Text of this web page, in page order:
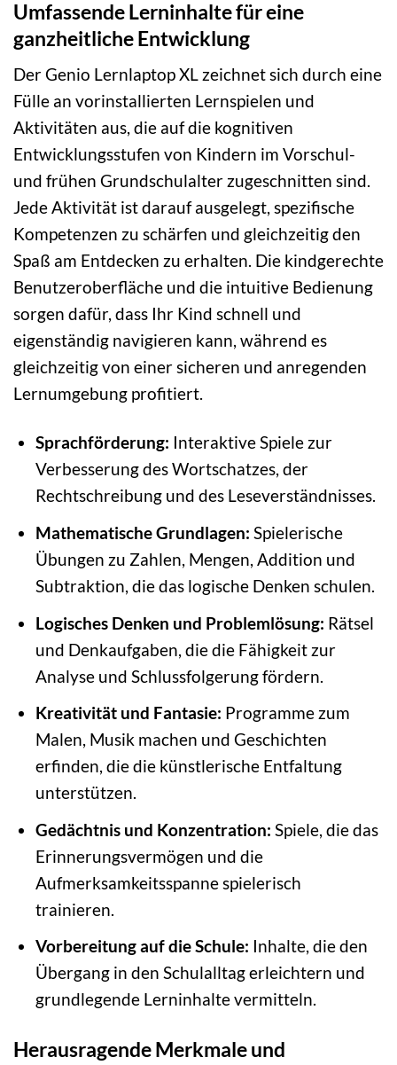
Umfassende Lerninhalte für eine
ganzheitliche Entwicklung
Der Genio Lernlaptop XL zeichnet sich durch eine
Fülle an vorinstallierten Lernspielen und
Aktivitäten aus, die auf die kognitiven
Entwicklungsstufen von Kindern im Vorschul-
und frühen Grundschulalter zugeschnitten sind.
Jede Aktivität ist darauf ausgelegt, spezifische
Kompetenzen zu schärfen und gleichzeitig den
Spaß am Entdecken zu erhalten. Die kindgerechte
Benutzeroberfläche und die intuitive Bedienung
sorgen dafür, dass Ihr Kind schnell und
eigenständig navigieren kann, während es
gleichzeitig von einer sicheren und anregenden
Lernumgebung profitiert.
Sprachförderung: Interaktive Spiele zur
Verbesserung des Wortschatzes, der
Rechtschreibung und des Leseverständnisses.
Mathematische Grundlagen: Spielerische
Übungen zu Zahlen, Mengen, Addition und
Subtraktion, die das logische Denken schulen.
Logisches Denken und Problemlösung: Rätsel
und Denkaufgaben, die die Fähigkeit zur
Analyse und Schlussfolgerung fördern.
Kreativität und Fantasie: Programme zum
Malen, Musik machen und Geschichten
erfinden, die die künstlerische Entfaltung
unterstützen.
Gedächtnis und Konzentration: Spiele, die das
Erinnerungsvermögen und die
Aufmerksamkeitsspanne spielerisch
trainieren.
Vorbereitung auf die Schule: Inhalte, die den
Übergang in den Schulalltag erleichtern und
grundlegende Lerninhalte vermitteln.
Herausragende Merkmale und